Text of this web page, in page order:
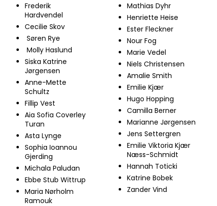
Frederik
Hardvendel
Cecilie Skov
Søren Rye
Molly Haslund
Siska Katrine
Jørgensen
Anne-Mette
Schultz
Fillip Vest
Aia Sofia Coverley
Turan
Asta Lynge
Sophia Ioannou
Gjerding
Michala Paludan
Ebbe Stub Wittrup
Maria Nørholm
Ramouk
Mathias Dyhr
Henriette Heise
Ester Fleckner
Nour Fog
Marie Vedel
Niels Christensen
Amalie Smith
Emilie Kjær
Hugo Hopping
Camilla Berner
Marianne Jørgensen
Jens Settergren
Emilie Viktoria Kjær
Næss-Schmidt
Hannah Toticki
Katrine Bobek
Zander Vind